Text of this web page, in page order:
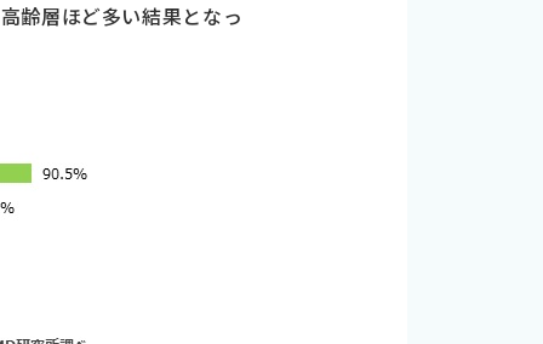
齢層ほど多い結果となっ